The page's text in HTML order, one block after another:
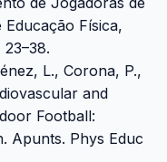
Educação Física,
L., Corona, P.,
and
Football:
Apunts. Phys Educ